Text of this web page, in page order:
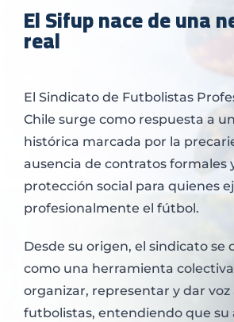
El Sifup nace de una
real
El Sindicato de Futbolistas
Chile surge como respuesta a
histórica marcada por la
ausencia de contratos formales
protección social para quienes
profesionalmente el fútbol.
Desde su origen, el sindicato se
como una herramienta
organizar, representar y dar voz
futbolistas, entendiendo que su